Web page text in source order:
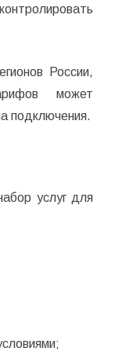
России,
может
подключения.
услуг для